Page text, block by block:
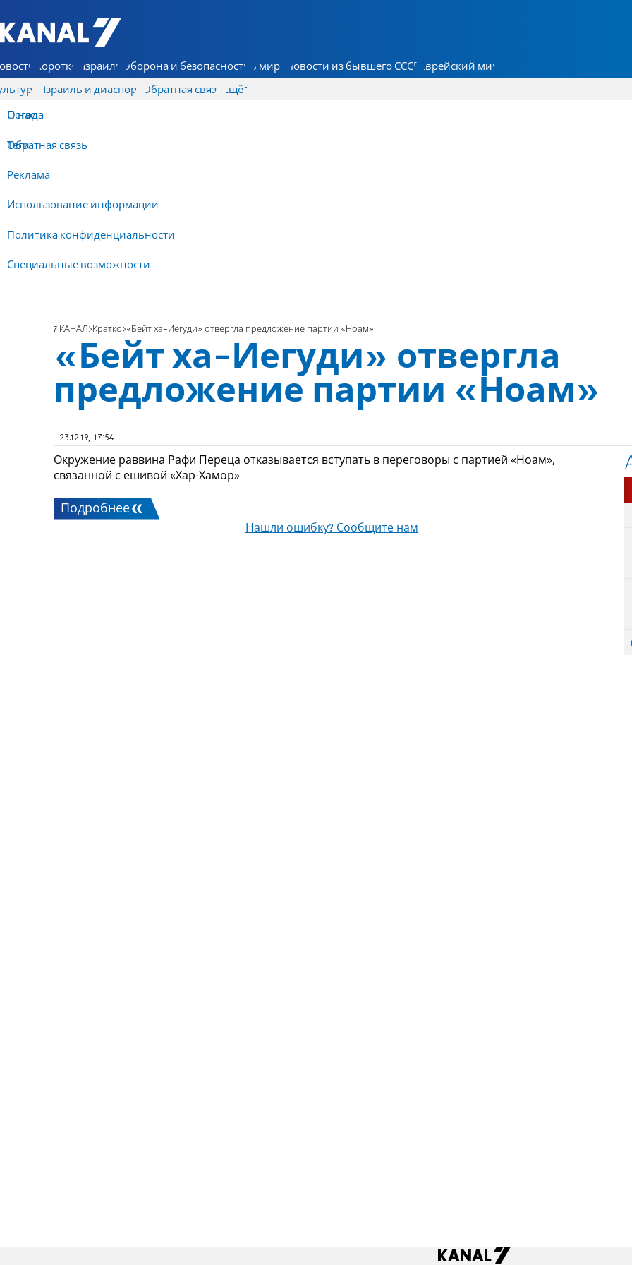
7 КАНАЛ - Аруц Шева
Коротко Израиль Оборона и безопасность В мире Новости из бывшего СССР Еврейский мир
Израиль и диаспора Обратная связь
О нас
Обратная связь
Реклама
Использование информации
Политика конфиденциальности
Специальные возможности
Ещё
Погода
Теги
7 КАНАЛ Кратко «Бейт ха-Иегуди» отвергла предложение партии «Ноам»
«Бейт ха-Иегуди» отвергла
предложение партии «Ноам»
23.12.19, 17:54
Окружение раввина Рафи Переца отказывается вступать в переговоры с партией «Ноам»,
связанной с ешивой «Хар-Хамор»
Подробнее
Нашли ошибку? Сообщите нам